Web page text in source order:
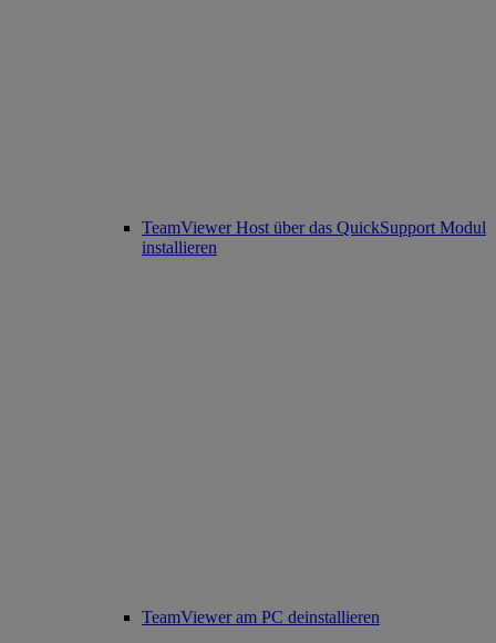
TeamViewer Host über das QuickSupport Modul
installieren
TeamViewer am PC deinstallieren